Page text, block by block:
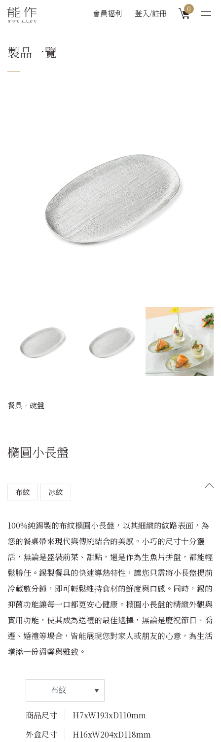
會員福利 登入/註冊 0
製品一覽
餐具．碗盤
橢圓小長盤
布紋 冰紋
100%純錫製的布紋橢圓小長盤，以其細緻的紋路表面，為
您的餐桌帶來現代與傳統結合的美感。小巧的尺寸十分靈
活，無論是盛裝前菜、甜點，還是作為生魚片拼盤，都能輕
鬆勝任。錫製餐具的快速導熱特性，讓您只需將小長盤提前
冷藏數分鐘，即可輕鬆維持食材的鮮度與口感。同時，錫的
抑菌功能讓每一口都更安心健康。橢圓小長盤的精緻外觀與
實用功能，使其成為送禮的最佳選擇，無論是慶祝節日、喬
遷、婚禮等場合，皆能展現您對家人或朋友的心意，為生活
增添一份溫馨與雅致。
商品尺寸
H7xW193xD110mm
外盒尺寸
H16xW204xD118mm